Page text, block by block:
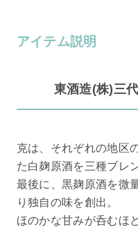
アイテム説明
東酒造(株)三
克は、それぞれの地区
た白麹原酒を三種ブレ
最後に、黒麹原酒を微
り独自の味を創出。
ほのかな甘みが呑むほ